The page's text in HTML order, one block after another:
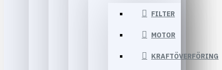
FILTER
MOTOR
KRAFTÖVERFÖRING